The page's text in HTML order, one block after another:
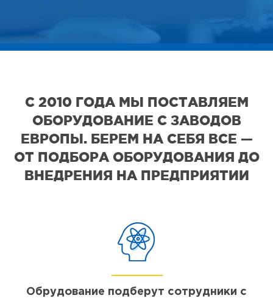
С 2010 ГОДА МЫ ПОСТАВЛЯЕМ
ОБОРУДОВАНИЕ С ЗАВОДОВ
ЕВРОПЫ. БЕРЕМ НА СЕБЯ ВСЕ —
ОТ ПОДБОРА ОБОРУДОВАНИЯ ДО
ВНЕДРЕНИЯ НА ПРЕДПРИЯТИИ
Обрудование подберут сотрудники с